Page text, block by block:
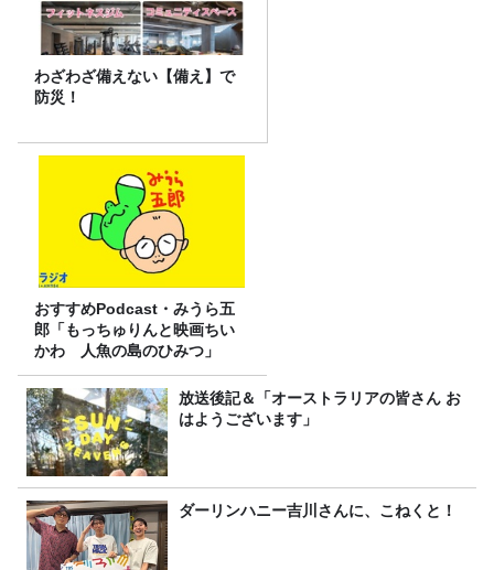
わざわざ備えない【備え】で
防災！
おすすめPodcast・みうら五
郎「もっちゅりんと映画ちい
かわ 人魚の島のひみつ」
放送後記＆「オーストラリアの皆さん お
はようございます」
ダーリンハニー吉川さんに、こねくと！